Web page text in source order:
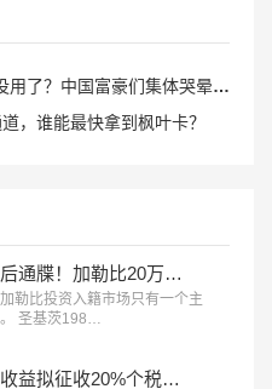
？中国富豪们集体哭晕在厕所！
，谁能最快拿到枫叶卡？
欧盟下最后通牒！加勒比20万美金买护照的黄金通道，2028年就要彻底没了？
勒比投资入籍市场只有一个主
圣基茨198…
境外保单收益拟征收20%个税信号释放：赴港买保的时代，正在发生深刻变化